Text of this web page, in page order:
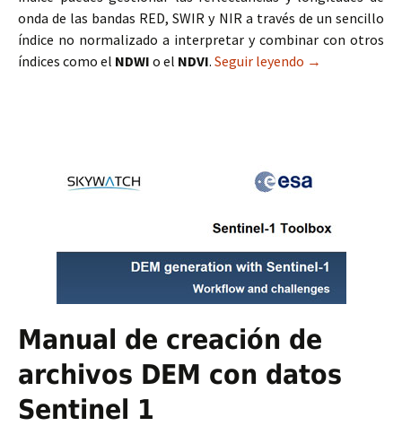
onda de las bandas RED, SWIR y NIR a través de un sencillo
índice no normalizado a interpretar y combinar con otros
índices como el NDWI o el NDVI. Seguir leyendo Cálculo del
→
Manual de creación de
archivos DEM con datos
Sentinel 1